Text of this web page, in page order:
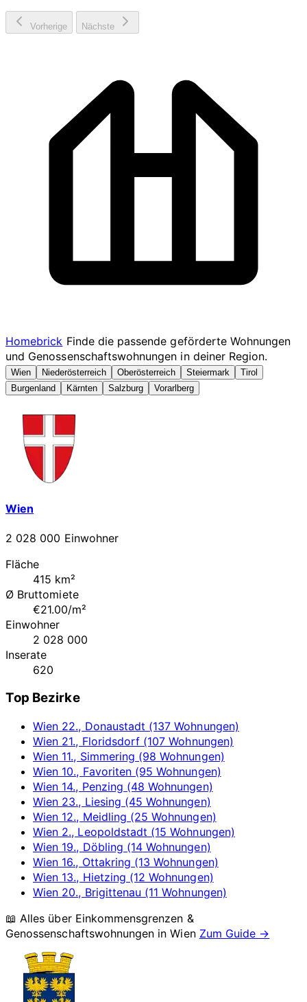
Vorherige Nächste
Homebrick Finde die passende geförderte Wohnungen
und Genossenschaftswohnungen in deiner Region.
Wien Niederösterreich Oberösterreich Steiermark
Tirol
Burgenland
Kärnten Salzburg Vorarlberg
Wien
2 028 000 Einwohner
Fläche
415 km²
Ø Bruttomiete
€21.00/m²
Einwohner
2 028 000
Inserate
620
Top Bezirke
Wien 22., Donaustadt (137 Wohnungen)
Wien 21., Floridsdorf (107 Wohnungen)
Wien 11., Simmering (98 Wohnungen)
Wien 10., Favoriten (95 Wohnungen)
Wien 14., Penzing (48 Wohnungen)
Wien 23., Liesing (45 Wohnungen)
Wien 12., Meidling (25 Wohnungen)
Wien 2., Leopoldstadt (15 Wohnungen)
Wien 19., Döbling (14 Wohnungen)
Wien 16., Ottakring (13 Wohnungen)
Wien 13., Hietzing (12 Wohnungen)
Wien 20., Brigittenau (11 Wohnungen)
📖 Alles über Einkommensgrenzen &
Genossenschaftswohnungen inWien Zum Guide →